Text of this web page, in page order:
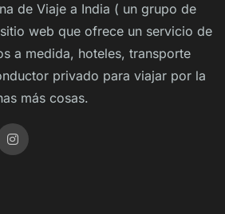
de Viaje a India ( un grupo de
web que ofrece un servicio de
a medida, hoteles, transporte
privado para viajar por la
más cosas.